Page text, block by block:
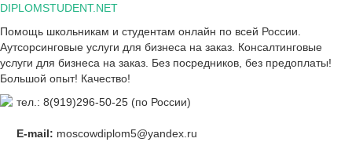
Skip
content
DIPLOMSTUDENT.NET
Помощь школьникам и студентам онлайн по всей России.
Аутсорсинговые услуги для бизнеса на заказ. Консалтинговые
услуги для бизнеса на заказ. Без посредников, без предоплаты!
Большой опыт! Качество!
тел.: 8(919)296-50-25 (по России)
E-mail: moscowdiplom5@yandex.ru